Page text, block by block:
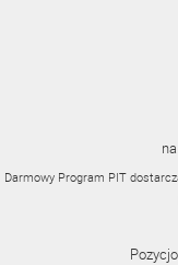
Darmowy Program PIT